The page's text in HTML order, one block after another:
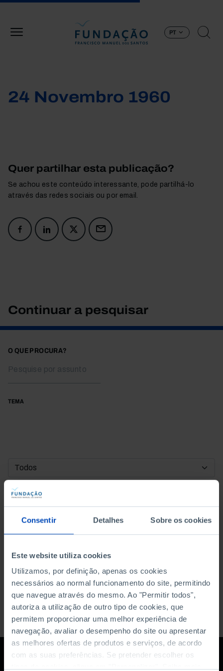
Consentir Detalhes Sobre os cookies
Este website utiliza cookies
Utilizamos, por definição, apenas os cookies
necessários ao normal funcionamento do site, permitindo
que navegue através do mesmo. Ao "Permitir todos",
autoriza a utilização de outro tipo de cookies, que
permitem proporcionar uma melhor experiência de
navegação, avaliar o desempenho do site ou apresentar
as melhores ofertas de produtos e serviços, de acordo
com as suas preferências. Se pretender escolher os
PT
24 Novembro 1960
Quer partilhar esta publicação?
Se achou este conteúdo interessante, pode partilhá-lo
através das redes sociais ou por email.
Continuar a pesquisar
O QUE PROCURA?
TEMA
DATA DE INÍCIO
DATA DE FIM